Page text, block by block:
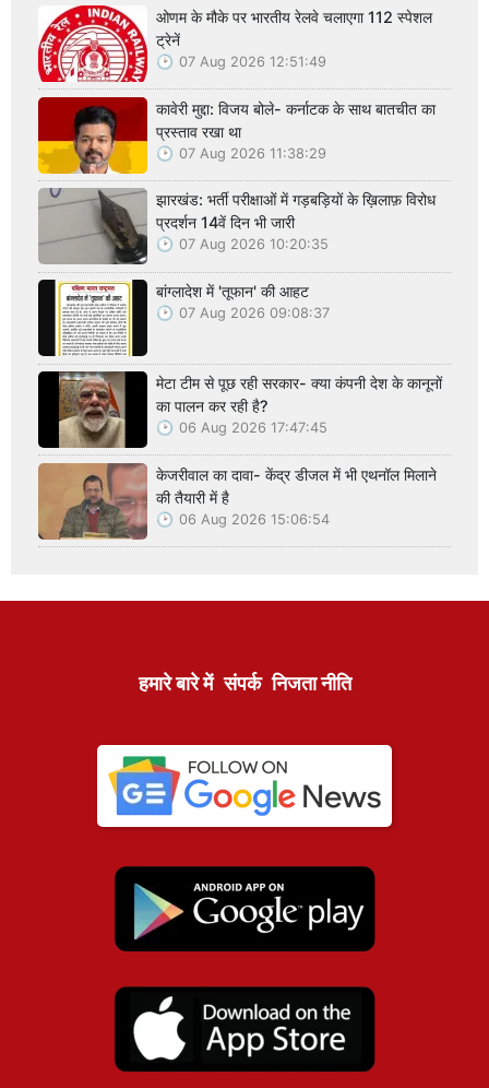
ओणम के मौके पर भारतीय रेलवे चलाएगा 112 स्पेशल
ट्रेनें
07 Aug 2026 12:51:49
कावेरी मुद्दा: विजय बोले- कर्नाटक के साथ बातचीत का
प्रस्ताव रखा था
07 Aug 2026 11:38:29
झारखंड: भर्ती परीक्षाओं में गड़बड़ियों के ख़िलाफ़ विरोध
प्रदर्शन 14वें दिन भी जारी
07 Aug 2026 10:20:35
बांग्लादेश में 'तूफान' की आहट
07 Aug 2026 09:08:37
मेटा टीम से पूछ रही सरकार- क्या कंपनी देश के कानूनों
का पालन कर रही है?
06 Aug 2026 17:47:45
केजरीवाल का दावा- केंद्र डीजल में भी एथनॉल मिलाने
की तैयारी में है
06 Aug 2026 15:06:54
हमारे बारे में संपर्क निजता नीति